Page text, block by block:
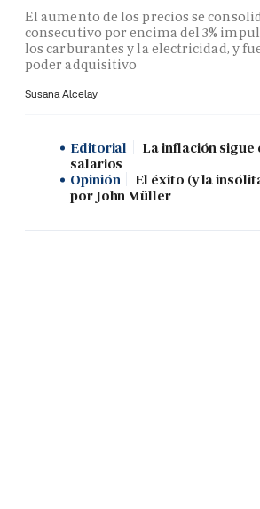
El aumento de los precios se
consecutivo por encima del 3%
los carburantes y la electricidad, y
poder adquisitivo
Susana Alcelay
Editorial
La inflación
salarios
Opinión
El éxito (y la
por John Müller